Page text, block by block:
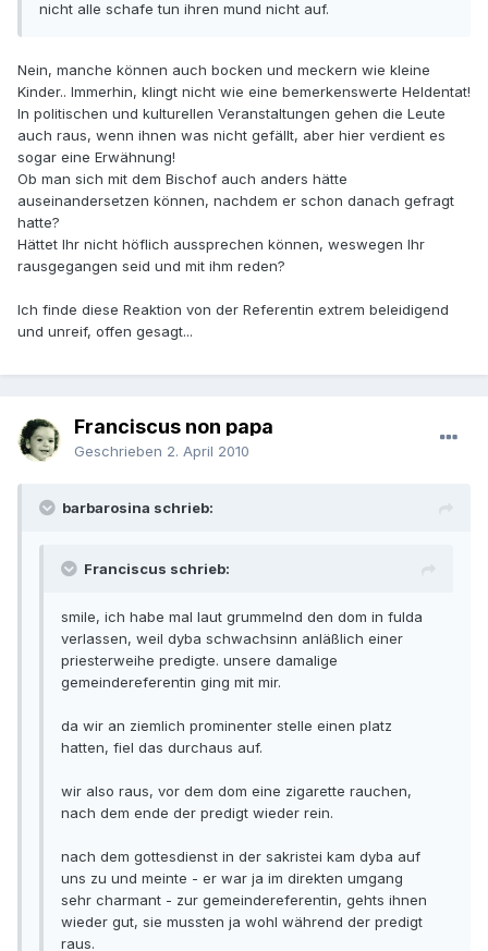
nicht alle schafe tun ihren mund nicht auf.
Nein, manche können auch bocken und meckern wie kleine
Kinder.. Immerhin, klingt nicht wie eine bemerkenswerte Heldentat!
In politischen und kulturellen Veranstaltungen gehen die Leute
auch raus, wenn ihnen was nicht gefällt, aber hier verdient es
sogar eine Erwähnung!
Ob man sich mit dem Bischof auch anders hätte
auseinandersetzen können, nachdem er schon danach gefragt
hatte?
Hättet Ihr nicht höflich aussprechen können, weswegen Ihr
rausgegangen seid und mit ihm reden?
Ich finde diese Reaktion von der Referentin extrem beleidigend
und unreif, offen gesagt...
Franciscus non papa
Geschrieben 2. April 2010
barbarosina schrieb:
Franciscus schrieb:
smile, ich habe mal laut grummelnd den dom in fulda
verlassen, weil dyba schwachsinn anläßlich einer
priesterweihe predigte. unsere damalige
gemeindereferentin ging mit mir.
da wir an ziemlich prominenter stelle einen platz
hatten, fiel das durchaus auf.
wir also raus, vor dem dom eine zigarette rauchen,
nach dem ende der predigt wieder rein.
nach dem gottesdienst in der sakristei kam dyba auf
uns zu und meinte - er war ja im direkten umgang
sehr charmant - zur gemeindereferentin, gehts ihnen
wieder gut, sie mussten ja wohl während der predigt
raus.